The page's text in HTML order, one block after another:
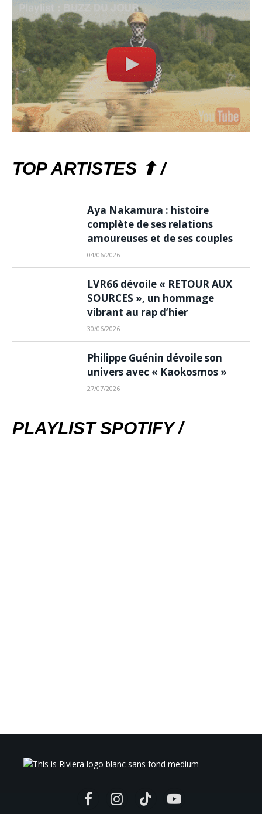
TOP ARTISTES ⬆ /
Aya Nakamura : histoire
complète de ses relations
amoureuses et de ses couples
04/06/2026
LVR66 dévoile « RETOUR AUX
SOURCES », un hommage
vibrant au rap d’hier
30/06/2026
Philippe Guénin dévoile son
univers avec « Kaokosmos »
27/07/2026
PLAYLIST SPOTIFY /
FacebookInstagramTikTok YouTube